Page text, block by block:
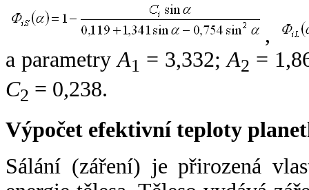
,
a parametryA1 = 3,332;A2 =
C2 = 0,238.
Výpočet efektivní teploty
Sálání (záření) je přirozená